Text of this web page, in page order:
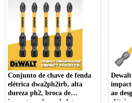
Conjunto de chave de fenda
elétrica dwa2ph2irb, alta
dureza ph2, broca de
ao